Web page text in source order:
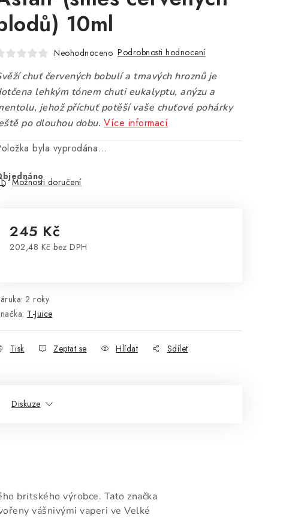
10ml
Neohodnoceno Podrobnosti hodnocení
chuť červených bobulí a tmavých hroznů je
lehkým tónem chuti eukalyptu, anýzu a
jehož příchuť potěší vaše chuťové pohárky
po dlouhou dobu. Více informací
byla vyprodána…
Možnosti doručení
245 Kč
202,48 Kč bez DPH
: 2 roky
T-Juice
Tisk Zeptat se Hlídat Sdílet
Diskuze
britského výrobce. Tato značka
vášnivými vaperi ve Velké